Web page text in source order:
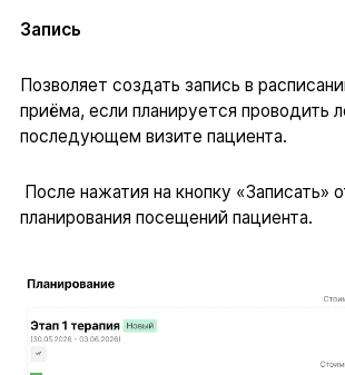
Запись
Позволяет создать запись в
приёма, если планируется проводить
последующем визите пациента.
После нажатия на кнопку «Записать»
планирования посещений пациента.